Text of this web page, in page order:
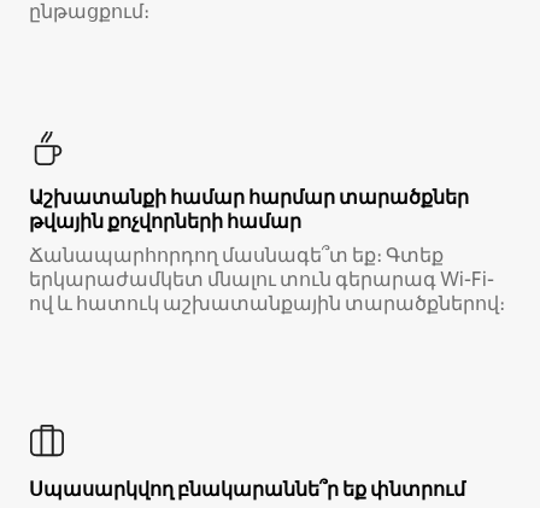
ընթացքում։
Աշխատանքի համար հարմար տարածքներ
թվային քոչվորների համար
Ճանապարհորդող մասնագե՞տ եք։ Գտեք
երկարաժամկետ մնալու տուն գերարագ Wi-Fi-
ով և հատուկ աշխատանքային տարածքներով։
Սպասարկվող բնակարաննե՞ր եք փնտրում